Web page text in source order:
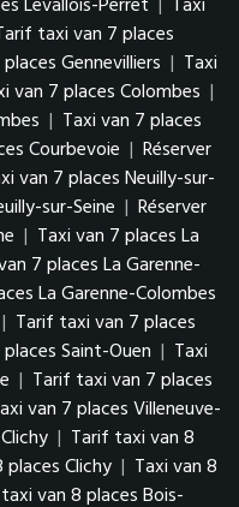
taxi van 7 places
Gennevilliers | Taxi
van 7 places Colombes |
| Taxi van 7 places
Courbevoie | Réserver
van 7 places Neuilly-sur-
sur-Seine | Réserver
| Taxi van 7 places La
7 places La Garenne-
La Garenne-Colombes
| Tarif taxi van 7 places
Saint-Ouen | Taxi
| Tarif taxi van 7 places
van 7 places Villeneuve-
| Tarif taxi van 8
Clichy | Taxi van 8
van 8 places Bois-